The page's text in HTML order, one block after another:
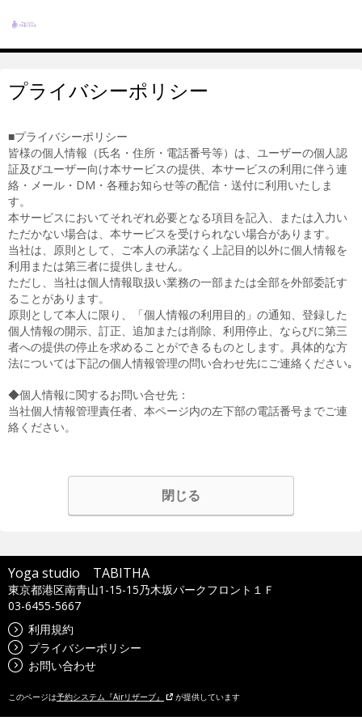
プライバシーポリシー
■プライバシーポリシー
皆様の個人情報（氏名・住所・電話番号等）は、ユーザーの個人認
証及びユーザー向け本サービスの提供、本サービスの利用に伴う連
絡・メール・DM・各種お知らせ等の配信・送付に利用いたしま
す。
本サービスにおいてそれぞれ必要となる項目を記入、または入力い
ただかない場合は、本サービスを受けられない場合があります。
当社は、原則として、ご本人の承諾なく上記目的以外に個人情報を
利用または第三者に提供しません。
ただし、当社は個人情報取扱い業務の一部または全部を外部委託す
ることがあります。
原則として本人に限り、「個人情報の利用目的」の通知、登録した
個人情報の開示、訂正、追加または削除、利用停止、ならびに第三
者への提供の停止を求めることができるものとします。具体的な方
法については下記の個人情報管理の問い合わせ先にご連絡ください｡
◆個人情報に関するお問い合せ先：
当社個人情報管理責任者、本ページ内の左下部の電話番号までご連
絡ください。
閉じる
Yoga studio TABITHA
東京都港区南青山1-15-15乃木坂パークフロント１Ｆ
03-6455-5667
利用規約
プライバシーポリシー
お問い合わせ
このページは予約システム『Airリザーブ』 が提供しています